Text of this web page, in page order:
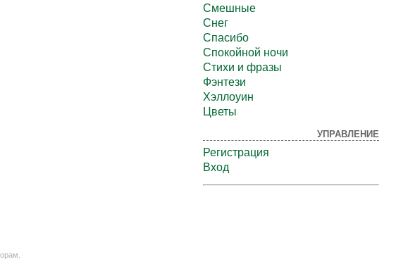
Смешные
Снег
Спасибо
Спокойной ночи
Стихи и фразы
Фэнтези
Хэллоуин
Цветы
УПРАВЛЕНИЕ
Регистрация
Вход